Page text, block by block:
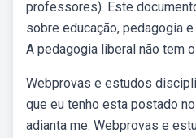
professores). Este
sobre educação, pedagogia
A pedagogia liberal não tem
Webprovas e estudos
que eu tenho esta postado
adianta me. Webprovas e